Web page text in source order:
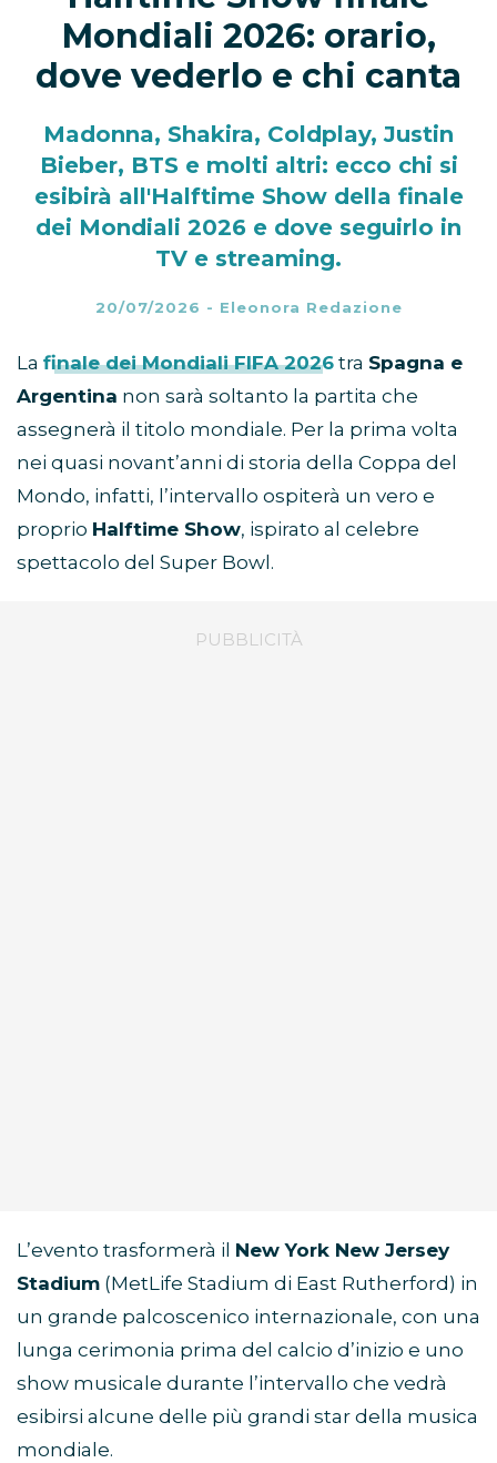
Mondiali 2026: orario,
dove vederlo e chi canta
Madonna, Shakira, Coldplay, Justin
Bieber, BTS e molti altri: ecco chi si
esibirà all'Halftime Show della finale
dei Mondiali 2026 e dove seguirlo in
TV e streaming.
20/07/2026 - Eleonora Redazione
La finale dei Mondiali FIFA 2026 tra Spagna e
Argentina non sarà soltanto la partita che
assegnerà il titolo mondiale. Per la prima volta
nei quasi novant’anni di storia della Coppa del
Mondo, infatti, l’intervallo ospiterà un vero e
proprio Halftime Show, ispirato al celebre
spettacolo del Super Bowl.
L’evento trasformerà il New York New Jersey
Stadium (MetLife Stadium di East Rutherford) in
un grande palcoscenico internazionale, con una
lunga cerimonia prima del calcio d’inizio e uno
show musicale durante l’intervallo che vedrà
esibirsi alcune delle più grandi star della musica
mondiale.